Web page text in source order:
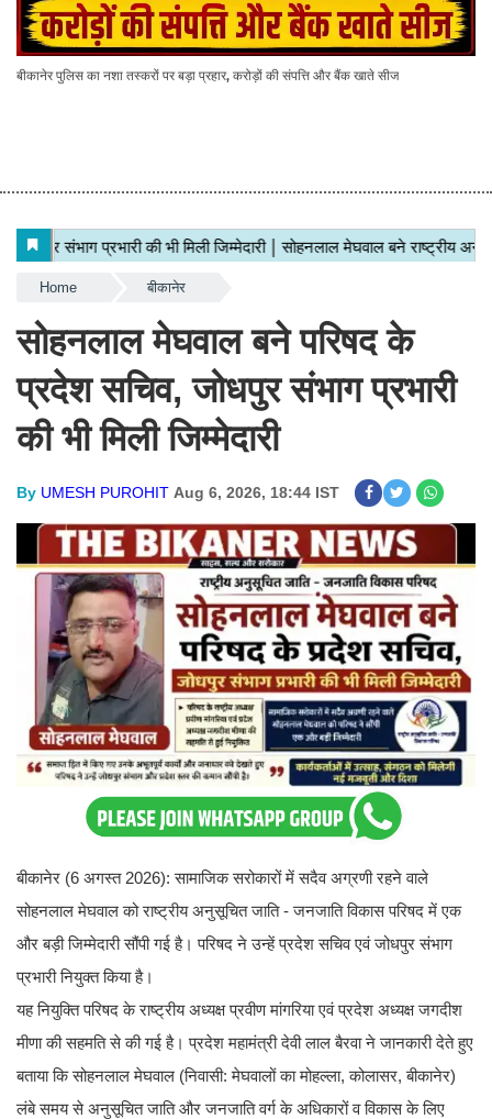
बीकानेर पुलिस का नशा तस्करों पर बड़ा प्रहार, करोड़ों की संपत्ति और बैंक खाते सीज
Home बीकानेर
सोहनलाल मेघवाल बने परिषद के
प्रदेश सचिव, जोधपुर संभाग प्रभारी
की भी मिली जिम्मेदारी
By UMESH PUROHIT Aug 6, 2026, 18:44 IST
बीकानेर (6 अगस्त 2026): सामाजिक सरोकारों में सदैव अग्रणी रहने वाले
सोहनलाल मेघवाल को राष्ट्रीय अनुसूचित जाति - जनजाति विकास परिषद में एक
और बड़ी जिम्मेदारी सौंपी गई है। परिषद ने उन्हें प्रदेश सचिव एवं जोधपुर संभाग
प्रभारी नियुक्त किया है।
यह नियुक्ति परिषद के राष्ट्रीय अध्यक्ष प्रवीण मांगरिया एवं प्रदेश अध्यक्ष जगदीश
मीणा की सहमति से की गई है। प्रदेश महामंत्री देवी लाल बैरवा ने जानकारी देते हुए
बताया कि सोहनलाल मेघवाल (निवासी: मेघवालों का मोहल्ला, कोलासर, बीकानेर)
लंबे समय से अनुसूचित जाति और जनजाति वर्ग के अधिकारों व विकास के लिए